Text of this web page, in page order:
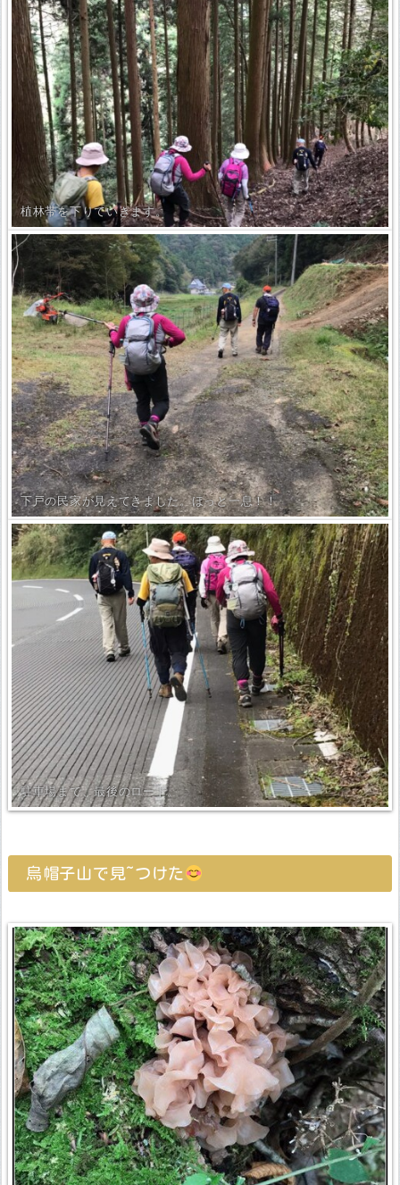
植林帯を下りていきます。
下戸の民家が見えてきました。ほっと一息！！
駐車場まで、最後のロード。
烏帽子山で見~つけた